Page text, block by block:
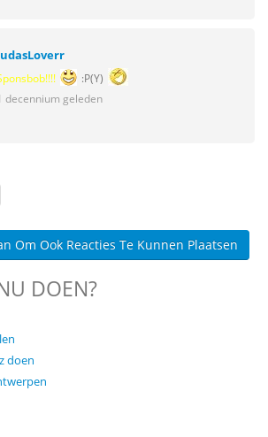
:P(Y)
decennium geleden
Om Ook Reacties Te Kunnen Plaatsen
DOEN?
doen